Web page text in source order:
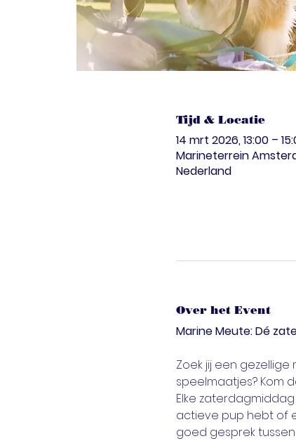
Tijd & Locatie
14 mrt 2026, 13:00 –
Marineterrein
Nederland
Over het Event
Marine Meute: Dé
Zoek jij een
speelmaatjes? Kom
Elke
actieve pup hebt of
goed gesprek